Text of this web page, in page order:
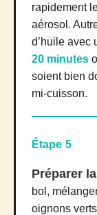
rapidement
aérosol.
d’huile avec
20 minutes
soient bien
mi-cuisson.
Étape 5
Préparer
bol,
oignons